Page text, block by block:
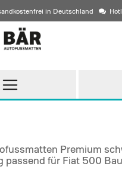
in Deutschland
Premium
passend für Fiat 500